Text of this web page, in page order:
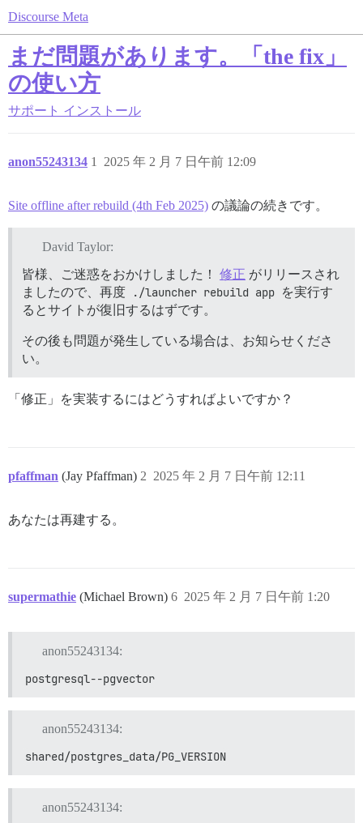
Discourse Meta
まだ問題があります。「the fix」
の使い方
サポート インストール
anon55243134 2025 年 2 月 7 日午前 12:09
1
Site offline after rebuild (4th Feb 2025) の議論の続きです。
David Taylor:
皆様、ご迷惑をおかけしました！ 修正 がリリースされ
ましたので、再度
./launcher rebuild app を実行す
るとサイトが復旧するはずです。
その後も問題が発生している場合は、お知らせくださ
い。
「修正」を実装するにはどうすればよいですか？
pfaffman (Jay Pfaffman) 2025 年 2 月 7 日午前 12:11
2
あなたは再建する。
supermathie (Michael Brown) 2025 年 2 月 7 日午前 1:20
6
anon55243134:
postgresql--pgvector
anon55243134:
shared/postgres_data/PG_VERSION
anon55243134: